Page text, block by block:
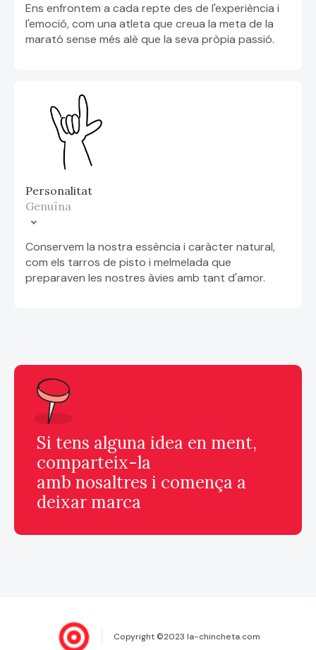
Ens enfrontem a cada repte des de l'experiència i
l'emoció, com una atleta que creua la meta de la
marató sense més alè que la seva pròpia passió.
Personalitat
Genuïna
Conservem la nostra essència i caràcter natural,
com els tarros de pisto i melmelada que
preparaven les nostres àvies amb tant d'amor.
Si tens alguna idea en ment,
comparteix-la
amb nosaltres i comença a
deixar marca
Copyright ©2023 la-chincheta.com